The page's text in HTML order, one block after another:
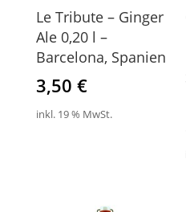
Le Tribute – Ginger
Ale 0,20 l –
Barcelona, Spanien
3,50 €
inkl. 19 % MwSt.